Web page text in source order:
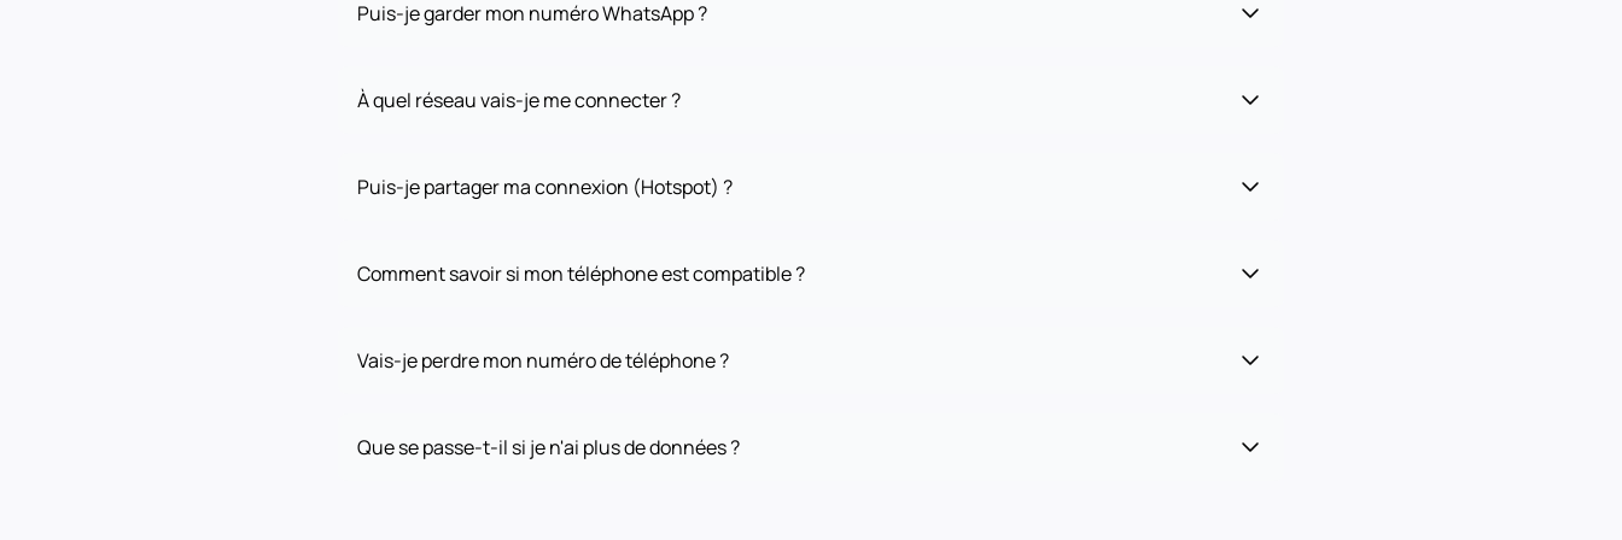
Puis-je garder mon numéro WhatsApp ?
À quel réseau vais-je me connecter ?
Puis-je partager ma connexion (Hotspot) ?
Comment savoir si mon téléphone est compatible ?
Vais-je perdre mon numéro de téléphone ?
Que se passe-t-il si je n'ai plus de données ?